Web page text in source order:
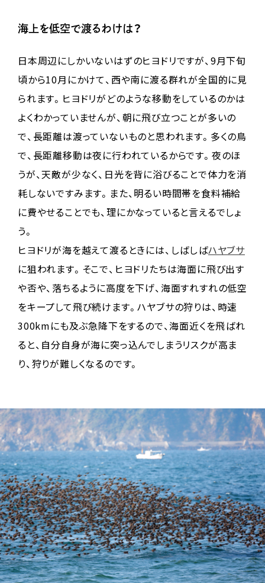
海上を低空で渡るわけは？
日本周辺にしかいないはずのヒヨドリですが、9月下旬
頃から10月にかけて、西や南に渡る群れが全国的に見
られます。ヒヨドリがどのような移動をしているのかは
よくわかっていませんが、朝に飛び立つことが多いの
で、長距離は渡っていないものと思われます。多くの鳥
で、長距離移動は夜に行われているからです。夜のほ
うが、天敵が少なく、日光を背に浴びることで体力を消
耗しないですみます。また、明るい時間帯を食料補給
に費やせることでも、理にかなっていると言えるでしょ
う。
ヒヨドリが海を越えて渡るときには、しばしばハヤブサ
に狙われます。そこで、ヒヨドリたちは海面に飛び出す
や否や、落ちるように高度を下げ、海面すれすれの低空
をキープして飛び続けます。ハヤブサの狩りは、時速
300kmにも及ぶ急降下をするので、海面近くを飛ばれ
ると、自分自身が海に突っ込んでしまうリスクが高ま
り、狩りが難しくなるのです。